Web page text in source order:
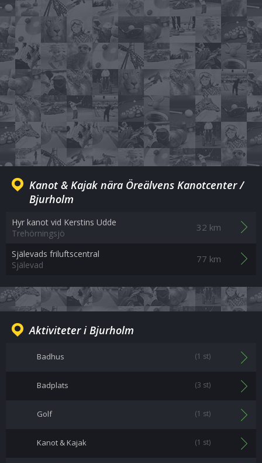
Kanot & Kajak nära Öreälvens Kanotcenter /
Bjurholm
Hyr kanot vid Kerstins Udde
Trehörningsjö
32 km
Själevads friluftscentral
Själevad
77 km
Aktiviteter i Bjurholm
Badhus (1 st)
Badplats (3 st)
Golf (1 st)
Kanot & Kajak (1 st)